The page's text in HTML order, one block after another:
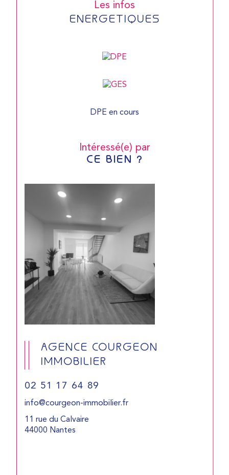
Les infos
ENERGETIQUES
DPE en cours
Intéressé(e) par
CE BIEN ?
AGENCE COURGEON
IMMOBILIER
02 51 17 64 89
info@courgeon-immobilier.fr
11 rue du Calvaire
44000 Nantes